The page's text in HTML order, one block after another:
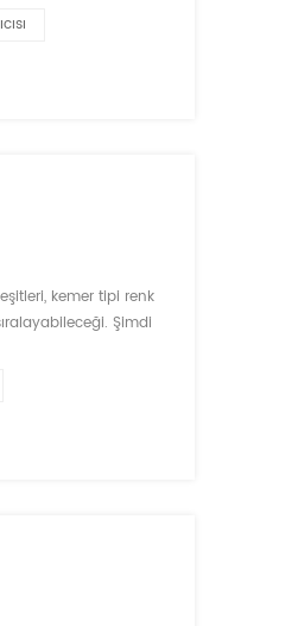
kemer tipi renk
Şimdi